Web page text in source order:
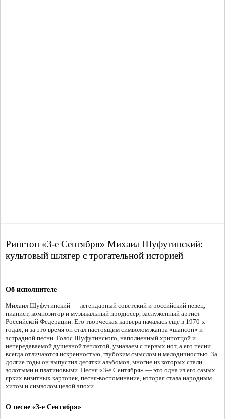
Рингтон «3-е Сентября» Михаил Шуфутинский:
культовый шлягер с трогательной историей
Об исполнителе
Михаил Шуфутинский — легендарный советский и российский певец,
пианист, композитор и музыкальный продюсер, заслуженный артист
Российской Федерации. Его творческая карьера началась еще в 1970-х
годах, и за это время он стал настоящим символом жанра «шансон» и
эстрадной песни. Голос Шуфутинского, наполненный хрипотцой и
непередаваемой душевной теплотой, узнаваем с первых нот, а его песни
всегда отличаются искренностью, глубоким смыслом и мелодичностью. За
долгие годы он выпустил десятки альбомов, многие из которых стали
золотыми и платиновыми. Песня «3-е Сентября» — это одна из его самых
ярких визитных карточек, песня-воспоминание, которая стала народным
хитом и символом целой эпохи.
О песне «3-е Сентября»